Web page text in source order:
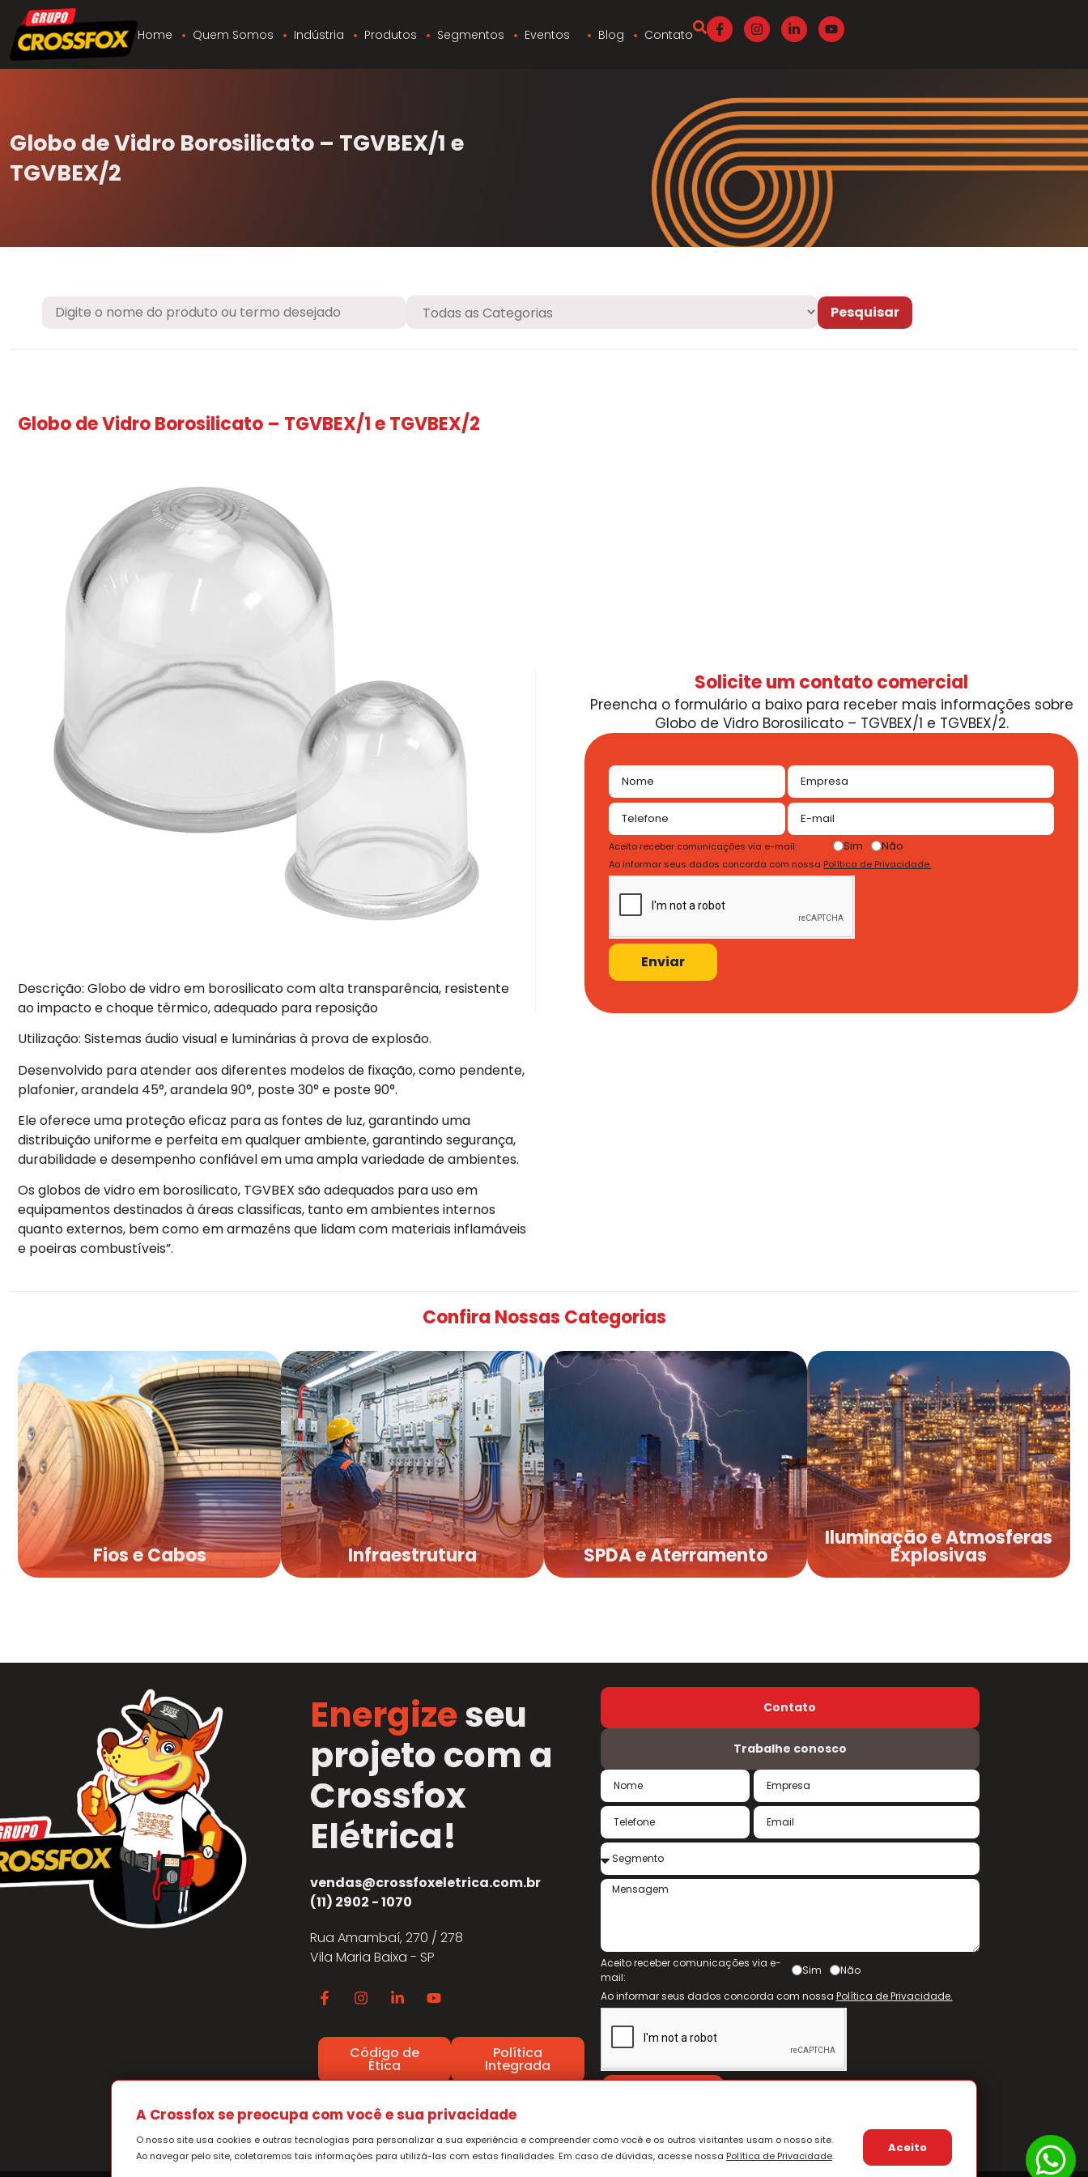
Home Quem Somos Indústria Produtos Segmentos Eventos Blog Contato
Globo de Vidro Borosilicato – TGVBEX/1 e
TGVBEX/2
Globo de Vidro Borosilicato – TGVBEX/1 e TGVBEX/2
Descrição: Globo de vidro em borosilicato com alta transparência, resistente
ao impacto e choque térmico, adequado para reposição
Utilização: Sistemas áudio visual e luminárias à prova de explosão.
Desenvolvido para atender aos diferentes modelos de fixação, como pendente,
plafonier, arandela 45°, arandela 90°, poste 30° e poste 90°.
Ele oferece uma proteção eficaz para as fontes de luz, garantindo uma
distribuição uniforme e perfeita em qualquer ambiente, garantindo segurança,
durabilidade e desempenho confiável em uma ampla variedade de ambientes.
Os globos de vidro em borosilicato, TGVBEX são adequados para uso em
equipamentos destinados à áreas classificas, tanto em ambientes internos
quanto externos, bem como em armazéns que lidam com materiais inflamáveis
e poeiras combustíveis”.
Solicite um contato comercial
Preencha o formulário a baixo para receber mais informações sobre
Globo de Vidro Borosilicato – TGVBEX/1 e TGVBEX/2.
Aceito receber comunicações via e-mail: Sim Não
Ao informar seus dados concorda com nossa Política de Privacidade.
Enviar
Confira Nossas Categorias
Fios e Cabos
Fios e Cabos
Infraestrutura
Infraestrutura
SPDA e Aterramento
SPDA e Aterramento
Iluminação e Atmosferas
Explosivas
Iluminação e
Atmosferas
Explosivas
Energizeseu
projeto com a
Crossfox
Elétrica!
vendas@crossfoxeletrica.com.br
(11) 2902 - 1070
Rua Amambaí, 270 / 278
Vila Maria Baixa - SP
Código de
Ética
Política
Integrada
Política Tratamento Reclamações
Contato
Trabalhe conosco
Aceito receber comunicações via e-
mail:
Sim
Não
Ao informar seus dados concorda com nossa Política de Privacidade.
A Crossfox se preocupa com você e sua privacidade
O nosso site usa cookies e outras tecnologias para personalizar a sua experiência e compreender como você e os outros visitantes usam o nosso site.
Ao navegar pelo site, coletaremos tais informações para utilizá-las com estas finalidades. Em caso de dúvidas, acesse nossa Política de Privacidade.
Aceito